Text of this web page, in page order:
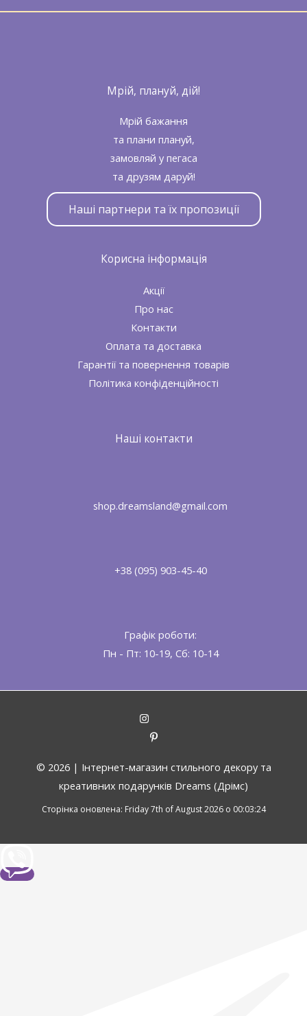
Мрій, плануй, дій!
Мрій бажання
та плани плануй,
замовляй у пегаса
та друзям даруй!
Наші партнери та їх пропозиції
Корисна інформація
Акції
Про нас
Контакти
Оплата та доставка
Гарантії та повернення товарів
Політика конфіденційності
Наші контакти
shop.dreamsland@gmail.com
+38 (095) 903-45-40
Графік роботи:
Пн - Пт: 10-19, Сб: 10-14
© 2026 | Інтернет-магазин стильного декору та
креативних подарунків Dreams (Дрімс)
Сторінка оновлена: Friday 7th of August 2026 о 00:03:24